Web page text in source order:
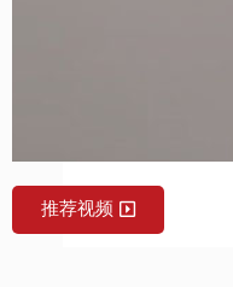
推荐视频